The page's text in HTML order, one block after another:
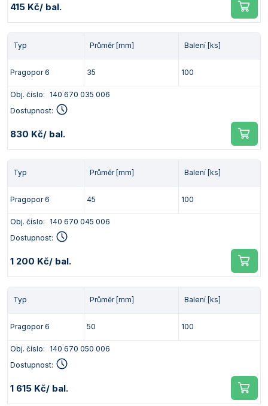
415 Kč/ bal.
Typ Průměr [mm] Balení [ks]
Pragopor 6 35 100
Obj. číslo:
140 670 035 006
Dostupnost:
830 Kč/ bal.
Typ Průměr [mm] Balení [ks]
Pragopor 6 45 100
Obj. číslo:
140 670 045 006
Dostupnost:
1 200 Kč/ bal.
Typ Průměr [mm] Balení [ks]
Pragopor 6 50 100
Obj. číslo:
140 670 050 006
Dostupnost:
1 615 Kč/ bal.